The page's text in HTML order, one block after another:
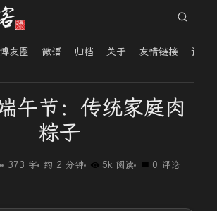
博友圈 微语 归档 关于 友情链接 读者
午节：传统家庭肉
粽子
373 字 约 2 分钟 5k 阅读 0 评论